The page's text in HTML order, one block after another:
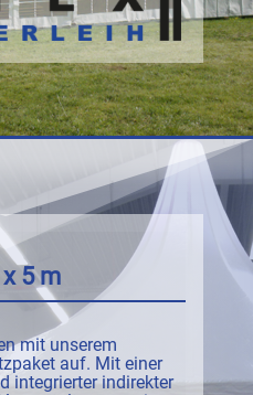
5 m
mit unserem
auf. Mit einer
integrierter indirekter